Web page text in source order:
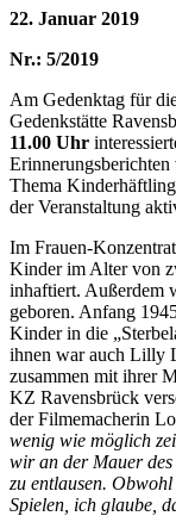
22. Januar 2019
Nr.: 5/2019
Am Gedenktag für
Gedenkstätte
11.00 Uhr
Thema
der Veranstaltung
Im Frauen-
Kinder im Alter von
inhaftiert. Außerdem
geboren. Anfang
Kinder in die
ihnen war auch Lilly
zusammen mit ihrer
KZ Ravensbrück
der Filmemacherin
wenig wie möglich
wir an der Mauer
zu entlausen.
Spielen, ich glaube,